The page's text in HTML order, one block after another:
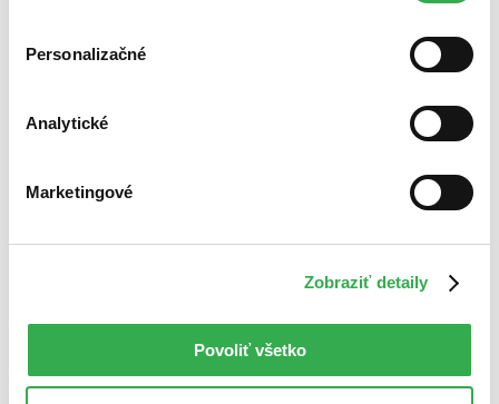
Personalizačné
Analytické
Marketingové
Zobraziť detaily
Povoliť všetko
Bestsellery
Najdrahšie